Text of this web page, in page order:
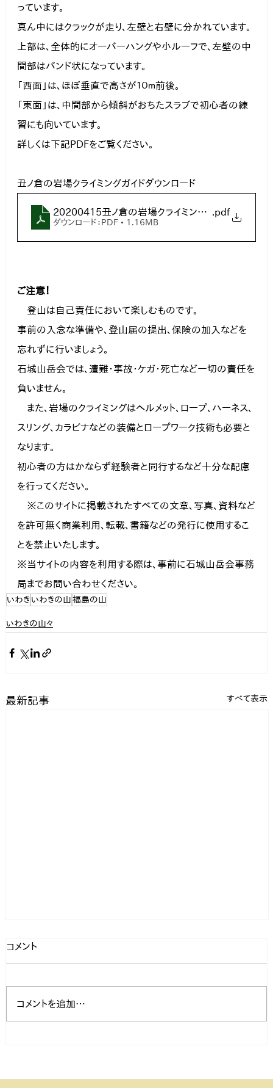
っています。
真ん中にはクラックが走り、左壁と右壁に分かれています。
上部は、全体的にオーバーハングや小ルーフで、左壁の中
間部はバンド状になっています。
「西面」は、ほぼ垂直で高さが１０ｍ前後。
「東面」は、中間部から傾斜がおちたスラブで初心者の練
習にも向いています。
詳しくは下記PDFをご覧ください。
丑ノ倉の岩場クライミングガイドダウンロード
20200415丑ノ倉の岩場クライミングガイド
.pdf
ダウンロード：PDF • 1.16MB
ご注意！
登山は自己責任において楽しむものです。
事前の入念な準備や、登山届の提出、保険の加入などを
忘れずに行いましょう。
石城山岳会では、遭難・事故・ケガ・死亡など一切の責任を
負いません。
また、岩場のクライミングはヘルメット、ロープ、ハーネス、
スリング、カラビナなどの装備とロープワーク技術も必要と
なります。
初心者の方はかならず経験者と同行するなど十分な配慮
を行ってください。
※このサイトに掲載されたすべての文章、写真、資料など
を許可無く商業利用、転載、書籍などの発行に使用するこ
とを禁止いたします。
※当サイトの内容を利用する際は、事前に石城山岳会事務
局までお問い合わせください。
いわき いわきの山 福島の山
いわきの山々
最新記事 すべて表示
コメント
コメントを追加…